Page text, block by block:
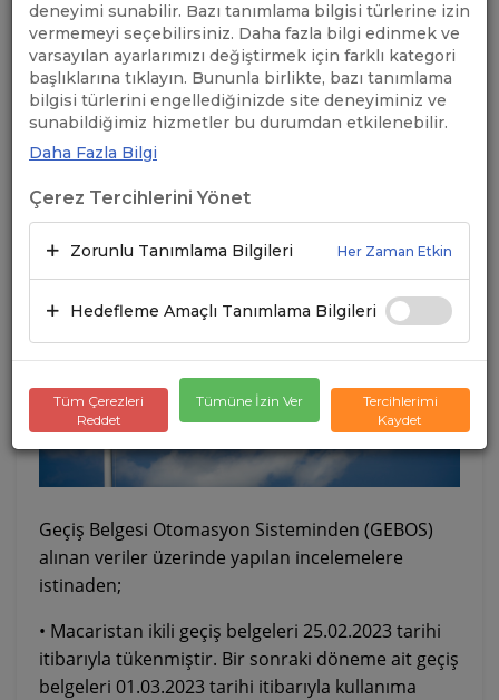
DÖNEMSEL OLARAK
KULLANIMA AÇILAN
MACARİSTAN İKİLİ GEÇİŞ
BELGELERİ TÜKENDİ
Geçiş Belgesi Otomasyon Sisteminden (GEBOS)
alınan veriler üzerinde yapılan incelemelere
istinaden;
• Macaristan ikili geçiş belgeleri 25.02.2023 tarihi
itibarıyla tükenmiştir. Bir sonraki döneme ait geçiş
belgeleri 01.03.2023 tarihi itibarıyla kullanıma
deneyimi sunabilir. Bazı tanımlama bilgisi türlerine izin
vermemeyi seçebilirsiniz. Daha fazla bilgi edinmek ve
varsayılan ayarlarımızı değiştirmek için farklı kategori
başlıklarına tıklayın. Bununla birlikte, bazı tanımlama
bilgisi türlerini engellediğinizde site deneyiminiz ve
sunabildiğimiz hizmetler bu durumdan etkilenebilir.
Daha Fazla Bilgi
Çerez Tercihlerini Yönet
Zorunlu Tanımlama Bilgileri Her Zaman Etkin
Hedefleme Amaçlı Tanımlama Bilgileri
Tüm Çerezleri
Reddet
Tümüne İzin Ver
Tercihlerimi
Kaydet